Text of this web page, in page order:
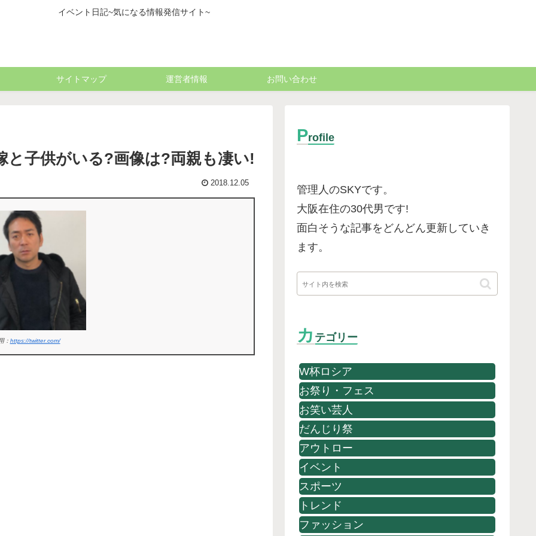
イベント日記~気になる情報発信サイト~
サイトマップ 運営者情報 お問い合わせ
と子供がいる?画像は?両親も凄い!
2018.12.05
： https://twitter.com/
Profile
管理人のSKYです。
大阪在住の30代男です!
面白そうな記事をどんどん更新していき
ます。
カ テゴリー
W杯ロシア
お祭り・フェス
お笑い芸人
だんじり祭
アウトロー
イベント
スポーツ
トレンド
ファッション